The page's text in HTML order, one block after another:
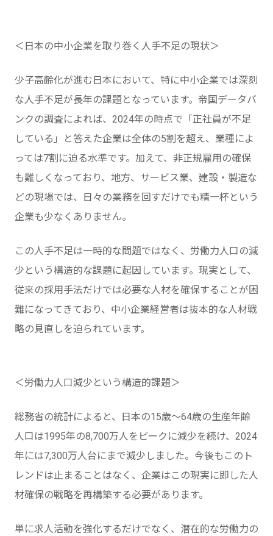
＜日本の中小企業を取り巻く人手不足の現状＞
少子高齢化が進む日本において、特に中小企業では深刻
な人手不足が長年の課題となっています。帝国データバ
ンクの調査によれば、2024年の時点で「正社員が不足
している」と答えた企業は全体の5割を超え、業種によ
っては7割に迫る水準です。加えて、非正規雇用の確保
も難しくなっており、地方、サービス業、建設・製造な
どの現場では、日々の業務を回すだけでも精一杯という
企業も少なくありません。
この人手不足は一時的な問題ではなく、労働力人口の減
少という構造的な課題に起因しています。現実として、
従来の採用手法だけでは必要な人材を確保することが困
難になってきており、中小企業経営者は抜本的な人材戦
略の見直しを迫られています。
＜労働力人口減少という構造的課題＞
総務省の統計によると、日本の15歳〜64歳の生産年齢
人口は1995年の8,700万人をピークに減少を続け、2024
年には7,300万人台にまで減少しました。今後もこのト
レンドは止まることはなく、企業はこの現実に即した人
材確保の戦略を再構築する必要があります。
単に求人活動を強化するだけでなく、潜在的な労働力の